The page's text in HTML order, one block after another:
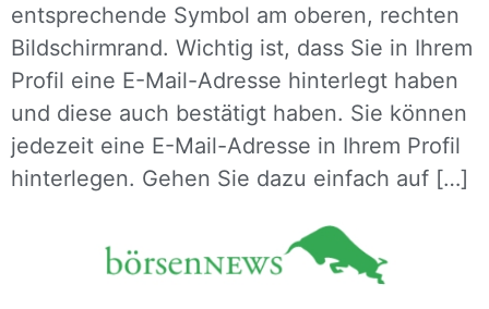
entsprechende Symbol am oberen, rechten
Bildschirmrand. Wichtig ist, dass Sie in Ihrem
Profil eine E-Mail-Adresse hinterlegt haben
und diese auch bestätigt haben. Sie können
jedezeit eine E-Mail-Adresse in Ihrem Profil
hinterlegen. Gehen Sie dazu einfach auf […]